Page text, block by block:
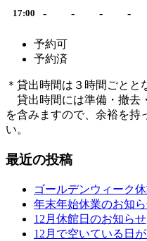
17:00 - - - -
予約可
予約済
＊貸出時間は３時間ごとと
貸出時間には準備・撤去
を含みますので、余裕を持
い。
最近の投稿
ゴールデンウィーク
年末年始休業のお知
12月休館日のお知らせ
12月で空いている日